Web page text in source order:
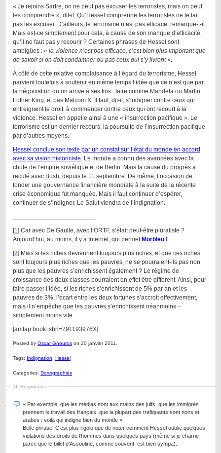
« Je rejoins Sartre, on ne peut pas excuser les terroristes, mais on peut
les comprendre », dit-il. Qu’Hessel comprenne les terroristes ne le fait
pas les excuser. D’ailleurs, le terrorisme n’est pas efficace, remarque-t-il.
Mais est-ce simplement pour cela, à cause de son manque d’efficacité,
qu’il ne faut pas y recourir ? Certaines phrases de Hessel sont
ambigües : « la violence n’est pas efficace, c’est bien plus important que
de savoir si on doit condamner ou pas ceux qui s’y livrent ».
À côté de cette relative complaisance à l’égard du terrorisme, Hessel
parvient toutefois à soutenir en même temps l’idée que ce n’est que par
la négociation qu’on arrive à ses fins : faire comme Mandela ou Martin
Luther King, et pas Malcom X. Il faut, dit-il, s’indigner contre ceux qui
enfreignent le droit, à commencer contre ceux qui ont recourt à la
violence. Hessel en appelle ainsi à une « insurrection pacifique ». Le
terrorisme est un dernier recours, la poursuite de l’insurrection pacifique
par d’autres moyens.
Hessel conclue son texte par un constat sur l’état du monde en accord
avec sa vision historiciste. Le monde a connu des avancées avec la
chute de l’empire soviétique et de Berlin. Mais la cause du progrès a
reculé avec Bush, depuis le 11 septembre. De même, l’occasion de
fonder une gouvernance financière mondiale à la suite de la récente
crise économique fut manquée. Mais il faut continuer d’espérer,
continuer de s’indigner. Le Salut viendra de l’indignation.
[1] Car avec De Gaulle, avec l’ORTF, s’était peut-être pluraliste ?
Aujourd’hui, au moins, il y a Internet, qui permet Morbleu !
[2] Mais si les riches deviennent toujours plus riches, et que ces riches
sont toujours plus riches que les pauvres, ne se pourraient-ils pas non
plus que les pauvres s’enrichissent également ? Le régime de
croissance des deux classes pourraient en effet être différent. Ainsi, pour
faire passer l’idée, si les riches s’enrichissent de 5% par an et les
pauvres de 3%, l’écart entre les deux fortunes s’accroit effectivement,
mais il n’empêche que les pauvres s’enrichissent néanmoins −
simplement moins vite.
[amtap book:isbn=291193976X]
Posted by Oscar Gnouros on 20 janvier 2011.
Tags: Indignation Hessel
Categories: Doxographies
16 Responses
« Par exemple, que les médias sont aux mains des juifs, que les immigrés
prennent le travail des français, que la plupart des trafiquants sont noirs et
arabes : voilà qui indigne bien du monde ».
Belle phrase. C’est plus rigolo que de noter comment Hessel oublie quelques
violations des droits de l’hommes dans quelques pays (même si je charrie
parce que le billet d’Assouline, comme souvent, est bien sympa).